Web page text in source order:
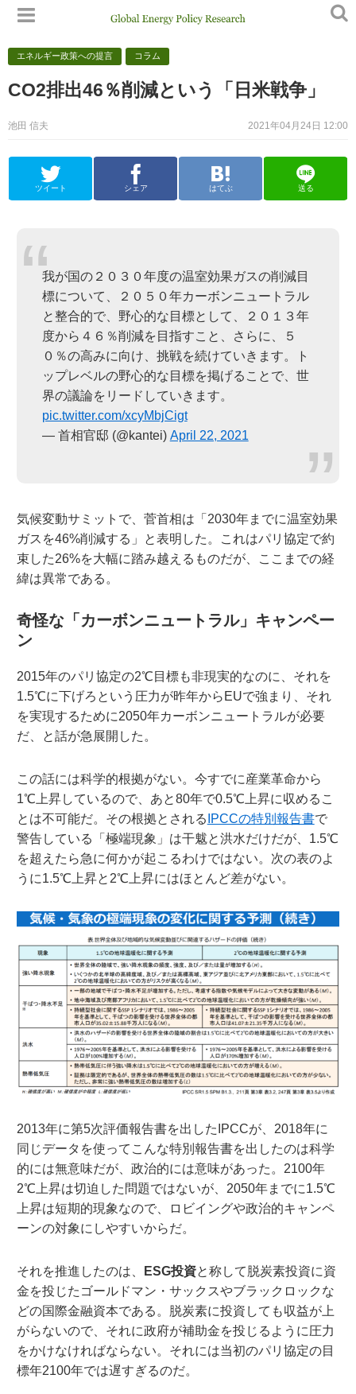
エネルギー政策への提言 コラム
CO2排出46％削減という「日米戦争」
2021年04月24日 12:00
池田 信夫
ツイート シェア はてぶ 送る
我が国の２０３０年度の温室効果ガスの削減目
標について、２０５０年カーボンニュートラル
と整合的で、野心的な目標として、２０１３年
度から４６％削減を目指すこと、さらに、５
０％の高みに向け、挑戦を続けていきます。ト
ップレベルの野心的な目標を掲げることで、世
界の議論をリードしていきます。
pic.twitter.com/xcyMbjCigt
— 首相官邸 (@kantei) April 22, 2021
気候変動サミットで、菅首相は「2030年までに温室効果
ガスを46%削減する」と表明した。これはパリ協定で約
束した26%を大幅に踏み越えるものだが、ここまでの経
緯は異常である。
奇怪な「カーボンニュートラル」キャンペー
ン
2015年のパリ協定の2℃目標も非現実的なのに、それを
1.5℃に下げろという圧力が昨年からEUで強まり、それ
を実現するために2050年カーボンニュートラルが必要
だ、と話が急展開した。
この話には科学的根拠がない。今すでに産業革命から
1℃上昇しているので、あと80年で0.5℃上昇に収めるこ
とは不可能だ。その根拠とされる IPCCの特別報告書で
警告している「極端現象」は干魃と洪水だけだが、1.5℃
を超えたら急に何かが起こるわけではない。次の表のよ
うに1.5℃上昇と2℃上昇にはほとんど差がない。
2013年に第5次評価報告書を出したIPCCが、2018年に
同じデータを使ってこんな特別報告書を出したのは科学
的には無意味だが、政治的には意味があった。2100年
2℃上昇は切迫した問題ではないが、2050年までに1.5℃
上昇は短期的現象なので、ロビイングや政治的キャンペ
ーンの対象にしやすいからだ。
それを推進したのは、 ESG投資と称して脱炭素投資に資
金を投じたゴールドマン・サックスやブラックロックな
どの国際金融資本である。脱炭素に投資しても収益が上
がらないので、それに政府が補助金を投じるように圧力
をかけなければならない。それには当初のパリ協定の目
標年2100年では遅すぎるのだ。